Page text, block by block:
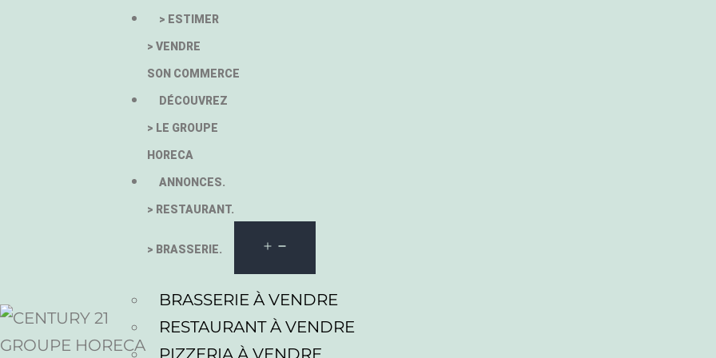
> ESTIMER
> VENDRE
SON COMMERCE
DÉCOUVREZ
> LE GROUPE
HORECA
ANNONCES.
> RESTAURANT.
> BRASSERIE.
BRASSERIE À VENDRE
RESTAURANT À VENDRE
PIZZERIA À VENDRE